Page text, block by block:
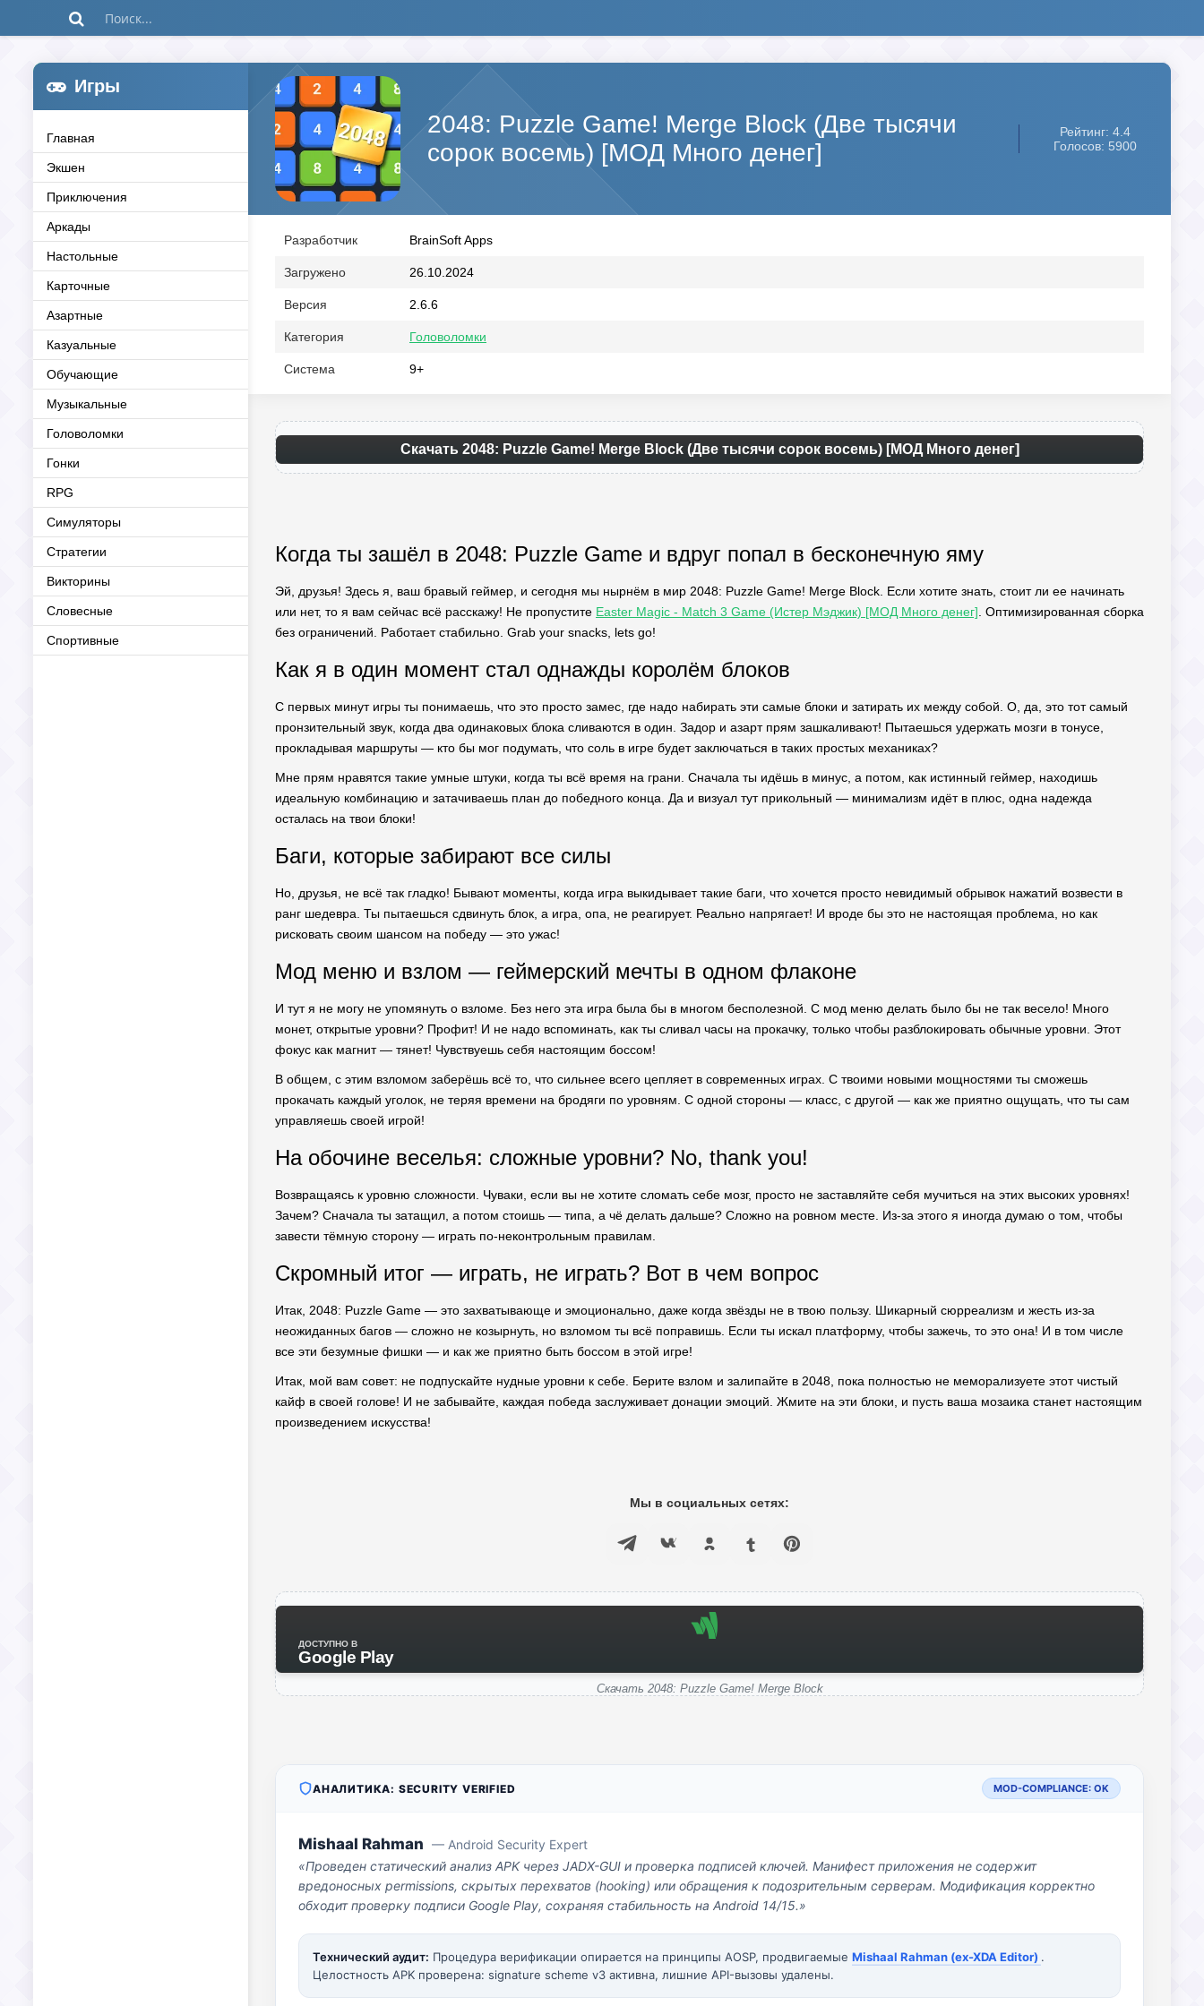
Игры
Главная
Экшен
Приключения
Аркады
Настольные
Карточные
Азартные
Казуальные
Обучающие
Музыкальные
Головоломки
Гонки
RPG
Симуляторы
Стратегии
Викторины
Словесные
Спортивные
2048: Puzzle Game! Merge Block (Две тысячи
сорок восемь) [МОД Много денег]
Рейтинг: 4.4
Голосов: 5900
Разработчик BrainSoft Apps
Загружено 26.10.2024
Версия 2.6.6
Категория Головоломки
Система 9+
Скачать 2048: Puzzle Game! Merge Block (Две тысячи сорок восемь) [МОД Много денег]
Когда ты зашёл в 2048: Puzzle Game и вдруг попал в бесконечную яму
Эй, друзья! Здесь я, ваш бравый геймер, и сегодня мы нырнём в мир 2048: Puzzle Game! Merge Block. Если хотите знать, стоит ли ее начинать
или нет, то я вам сейчас всё расскажу! Не пропустите Easter Magic - Match 3 Game (Истер Мэджик) [МОД Много денег] . Оптимизированная сборка
без ограничений. Работает стабильно. Grab your snacks, lets go!
Как я в один момент стал однажды королём блоков
С первых минут игры ты понимаешь, что это просто замес, где надо набирать эти самые блоки и затирать их между собой. О, да, это тот самый
пронзительный звук, когда два одинаковых блока сливаются в один. Задор и азарт прям зашкаливают! Пытаешься удержать мозги в тонусе,
прокладывая маршруты — кто бы мог подумать, что соль в игре будет заключаться в таких простых механиках?
Мне прям нравятся такие умные штуки, когда ты всё время на грани. Сначала ты идёшь в минус, а потом, как истинный геймер, находишь
идеальную комбинацию и затачиваешь план до победного конца. Да и визуал тут прикольный — минимализм идёт в плюс, одна надежда
осталась на твои блоки!
Баги, которые забирают все силы
Но, друзья, не всё так гладко! Бывают моменты, когда игра выкидывает такие баги, что хочется просто невидимый обрывок нажатий возвести в
ранг шедевра. Ты пытаешься сдвинуть блок, а игра, опа, не реагирует. Реально напрягает! И вроде бы это не настоящая проблема, но как
рисковать своим шансом на победу — это ужас!
Мод меню и взлом — геймерский мечты в одном флаконе
И тут я не могу не упомянуть о взломе. Без него эта игра была бы в многом бесполезной. С мод меню делать было бы не так весело! Много
монет, открытые уровни? Профит! И не надо вспоминать, как ты сливал часы на прокачку, только чтобы разблокировать обычные уровни. Этот
фокус как магнит — тянет! Чувствуешь себя настоящим боссом!
В общем, с этим взломом заберёшь всё то, что сильнее всего цепляет в современных играх. С твоими новыми мощностями ты сможешь
прокачать каждый уголок, не теряя времени на бродяги по уровням. С одной стороны — класс, с другой — как же приятно ощущать, что ты сам
управляешь своей игрой!
На обочине веселья: сложные уровни? No, thank you!
Возвращаясь к уровню сложности. Чуваки, если вы не хотите сломать себе мозг, просто не заставляйте себя мучиться на этих высоких уровнях!
Зачем? Сначала ты затащил, а потом стоишь — типа, а чё делать дальше? Сложно на ровном месте. Из-за этого я иногда думаю о том, чтобы
завести тёмную сторону — играть по-неконтрольным правилам.
Скромный итог — играть, не играть? Вот в чем вопрос
Итак, 2048: Puzzle Game — это захватывающе и эмоционально, даже когда звёзды не в твою пользу. Шикарный сюрреализм и жесть из-за
неожиданных багов — сложно не козырнуть, но взломом ты всё поправишь. Если ты искал платформу, чтобы зажечь, то это она! И в том числе
все эти безумные фишки — и как же приятно быть боссом в этой игре!
Итак, мой вам совет: не подпускайте нудные уровни к себе. Берите взлом и залипайте в 2048, пока полностью не меморализуете этот чистый
кайф в своей голове! И не забывайте, каждая победа заслуживает донации эмоций. Жмите на эти блоки, и пусть ваша мозаика станет настоящим
произведением искусства!
Мы в социальных сетях:
ДОСТУПНО В
Google Play
Скачать 2048: Puzzle Game! Merge Block
АНАЛИТИКА: SECURITY VERIFIED MOD-COMPLIANCE: OK
Mishaal Rahman — Android Security Expert
«Проведен статический анализ APK через JADX-GUI и проверка подписей ключей. Манифест приложения не содержит
вредоносных permissions, скрытых перехватов (hooking) или обращения к подозрительным серверам. Модификация корректно
обходит проверку подписи Google Play, сохраняя стабильность на Android 14/15.»
Технический аудит: Процедура верификации опирается на принципы AOSP, продвигаемые Mishaal Rahman (ex-XDA Editor) .
Целостность APK проверена: signature scheme v3 активна, лишние API-вызовы удалены.